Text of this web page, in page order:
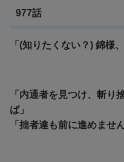
977話
「(知りたくない？) 錦様
「内通者を見つけ、斬り
ば」
「拙者達も前に進めませ